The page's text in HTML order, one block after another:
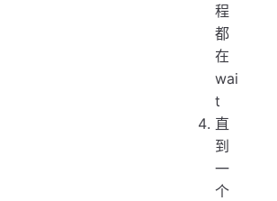
程
都
在
wai
t
直
到
一
个